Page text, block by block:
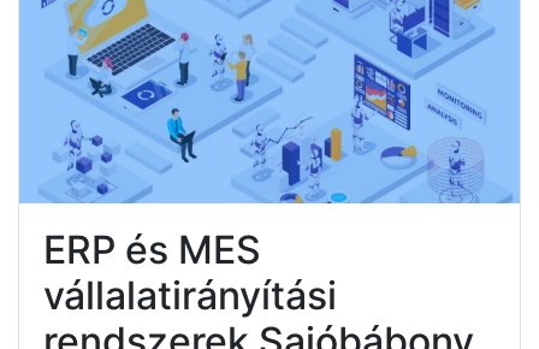
ERP és MES
vállalatirányítási